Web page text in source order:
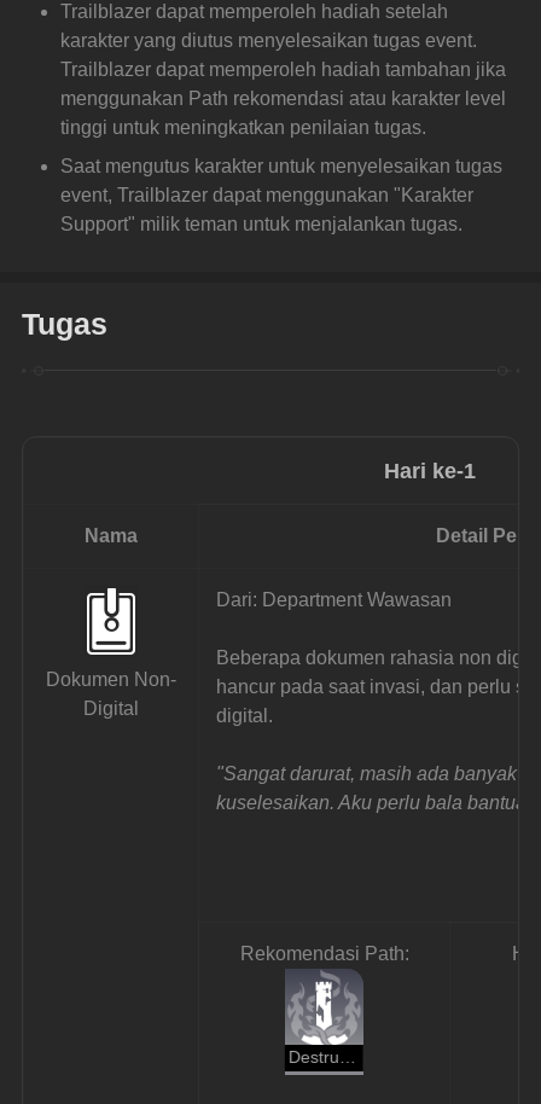
Trailblazer dapat memperoleh hadiah setelah
karakter yang diutus menyelesaikan tugas event.
Trailblazer dapat memperoleh hadiah tambahan jika
menggunakan Path rekomendasi atau karakter level
tinggi untuk meningkatkan penilaian tugas.
Saat mengutus karakter untuk menyelesaikan tugas
event, Trailblazer dapat menggunakan "Karakter
Support" milik teman untuk menjalankan tugas.
Tugas
Hari ke-1
Nama Detail
Dokumen Non-
Digital
Dari: Department Wawasan
Beberapa dokumen rahasia non
hancur pada saat invasi, dan perlu
digital.
"Sangat darurat, masih ada banyak
kuselesaikan. Aku perlu bala
Rekomendasi Path: